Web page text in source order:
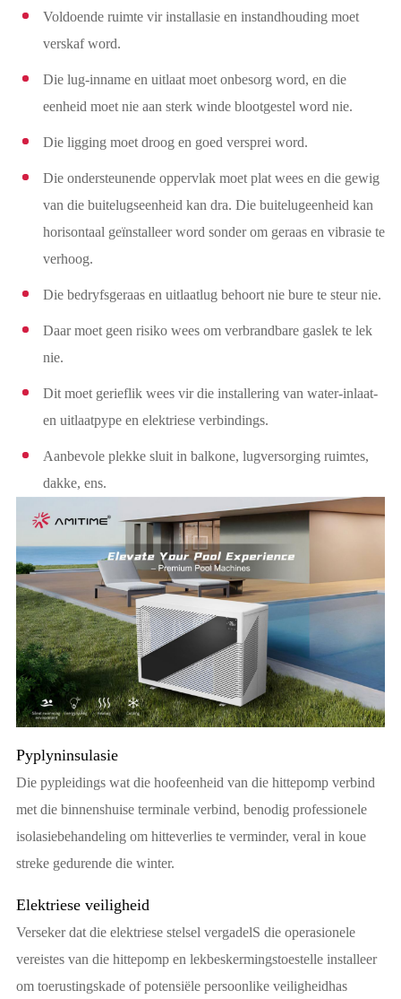
Voldoende ruimte vir installasie en instandhouding moet
verskaf word.
Die lug-inname en uitlaat moet onbesorg word, en die
eenheid moet nie aan sterk winde blootgestel word nie.
Die ligging moet droog en goed versprei word.
Die ondersteunende oppervlak moet plat wees en die gewig
van die buitelugseenheid kan dra. Die buitelugeenheid kan
horisontaal geïnstalleer word sonder om geraas en vibrasie te
verhoog.
Die bedryfsgeraas en uitlaatlug behoort nie bure te steur nie.
Daar moet geen risiko wees om verbrandbare gaslek te lek
nie.
Dit moet gerieflik wees vir die installering van water-inlaat-
en uitlaatpype en elektriese verbindings.
Aanbevole plekke sluit in balkone, lugversorging ruimtes,
dakke, ens.
Pyplyninsulasie
Die pypleidings wat die hoofeenheid van die hittepomp verbind
met die binnenshuise terminale verbind, benodig professionele
isolasiebehandeling om hitteverlies te verminder, veral in koue
streke gedurende die winter.
Elektriese veiligheid
Verseker dat die elektriese stelsel vergadelS die operasionele
vereistes van die hittepomp en lekbeskermingstoestelle installeer
om toerustingskade of potensiële persoonlike veiligheidhas